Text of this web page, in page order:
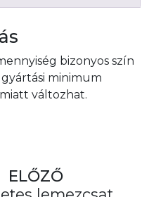
bizonyos szín
minimum
változhat.
ELŐZŐ